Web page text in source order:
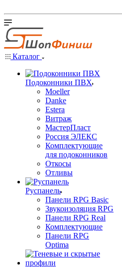
Каталог
Подоконники ПВХ
Moeller
Danke
Estera
Витраж
МастерПласт
Россия ЭЛЕКС
Комплектующие
для подоконников
Откосы
Отливы
Руспанель
Панели RPG Basic
Звукоизоляция RPG
Панели RPG Real
Комплектующие
Панели RPG
Optima